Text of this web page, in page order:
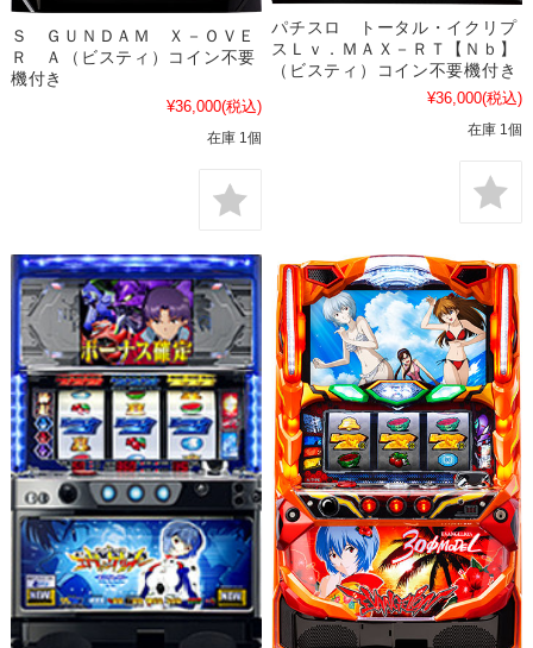
Ｓ ＧＵＮＤＡＭ Ｘ－ＯＶＥ
Ｒ Ａ（ビスティ）コイン不要
機付き
¥36,000(税込)
在庫 1個
パチスロ トータル・イクリプ
スＬｖ．ＭＡＸ－ＲＴ【Ｎｂ】
（ビスティ）コイン不要機付き
¥36,000(税込)
在庫 1個